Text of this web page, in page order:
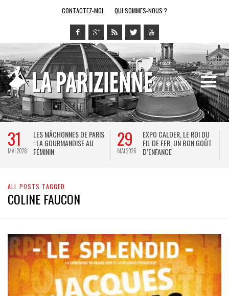
CONTACTEZ-MOI QUI SOMMES-NOUS ?
31
MAI 2026
LES MÂCHONNES DE PARIS
: LA GOURMANDISE AU
FÉMININ
29
MAI 2026
EXPO CALDER, LE ROI DU
FIL DE FER, UN BON GOÛT
D’ENFANCE
ALL POSTS TAGGED
COLINE FAUCON